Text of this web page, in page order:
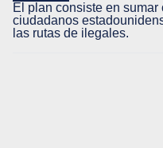
El plan consiste en
ciudadanos
las rutas de ilegales.